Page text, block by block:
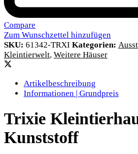
Compare
Zum Wunschzettel hinzufügen
SKU: 61342-TRXI Kategorien:
Kleintierwelt, Weitere Häuser
Artikelbeschreibung
Informationen | Grundpreis
Trixie
Kunststoff